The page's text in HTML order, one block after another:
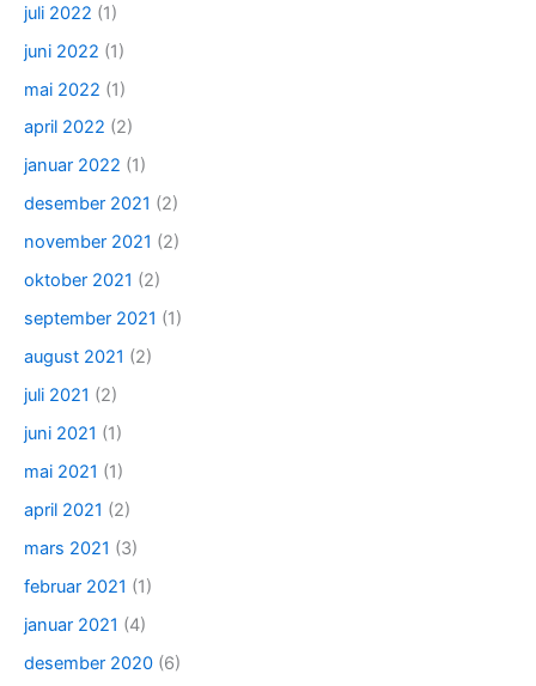
juli 2022 (1)
juni 2022 (1)
mai 2022 (1)
april 2022 (2)
januar 2022 (1)
desember 2021 (2)
november 2021 (2)
oktober 2021 (2)
september 2021 (1)
august 2021 (2)
juli 2021 (2)
juni 2021 (1)
mai 2021 (1)
april 2021 (2)
mars 2021 (3)
februar 2021 (1)
januar 2021 (4)
desember 2020 (6)